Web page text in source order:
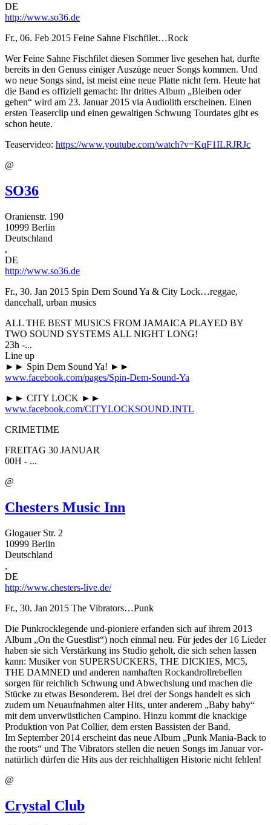
DE
http://www.so36.de
Fr., 06. Feb 2015 Feine Sahne Fischfilet…Rock
Wer Feine Sahne Fischfilet diesen Sommer live gesehen hat, durfte
bereits in den Genuss einiger Auszüge neuer Songs kommen. Und
wo neue Songs sind, ist meist eine neue Platte nicht fern. Heute hat
die Band es offiziell gemacht: Ihr drittes Album „Bleiben oder
gehen“ wird am 23. Januar 2015 via Audiolith erscheinen. Einen
ersten Teaserclip und einen gewaltigen Schwung Tourdates gibt es
schon heute.
Teaservideo: https://www.youtube.com/watch?v=KqF1ILRJRJc
@
SO36
Oranienstr. 190
10999 Berlin
Deutschland
,
DE
http://www.so36.de
Fr., 30. Jan 2015 Spin Dem Sound Ya & City Lock…reggae,
dancehall, urban musics
ALL THE BEST MUSICS FROM JAMAICA PLAYED BY
TWO SOUND SYSTEMS ALL NIGHT LONG!
23h -...
Line up
►► Spin Dem Sound Ya! ►►
www.facebook.com/pages/Spin-Dem-Sound-Ya
►► CITY LOCK ►►
www.facebook.com/CITYLOCKSOUND.INTL
CRIMETIME
FREITAG 30 JANUAR
00H - ...
@
Chesters Music Inn
Glogauer Str. 2
10999 Berlin
Deutschland
,
DE
http://www.chesters-live.de/
Fr., 30. Jan 2015 The Vibrators…Punk
Die Punkrocklegende und-pioniere erfanden sich auf ihrem 2013
Album „On the Guestlist“) noch einmal neu. Für jedes der 16 Lieder
haben sie sich Verstärkung ins Studio geholt, die sich sehen lassen
kann: Musiker von SUPERSUCKERS, THE DICKIES, MC5,
THE DAMNED und anderen namhaften Rockandrollrebellen
sorgen für reichlich Schwung und Abwechslung und machen die
Stücke zu etwas Besonderem. Bei drei der Songs handelt es sich
zudem um Neuaufnahmen alter Hits, unter anderem „Baby baby“
mit dem unverwüstlichen Campino. Hinzu kommt die knackige
Produktion von Pat Collier, dem ersten Bassisten der Band.
Im September 2014 erscheint das neue Album „Punk Mania-Back to
the roots“ und The Vibrators stellen die neuen Songs im Januar vor-
natürlich dürfen die Hits aus der reichhaltigen Historie nicht fehlen!
@
Crystal Club